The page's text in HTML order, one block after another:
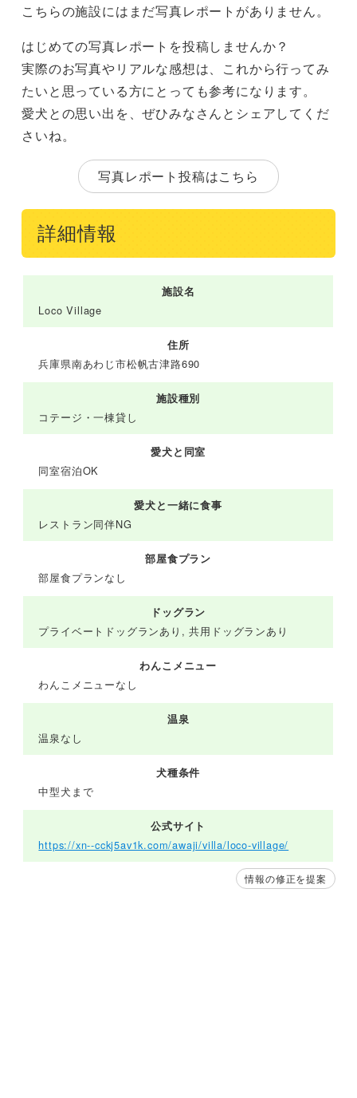
こちらの施設にはまだ写真レポートがありません。
はじめての写真レポートを投稿しませんか？
実際のお写真やリアルな感想は、これから行ってみ
たいと思っている方にとっても参考になります。
愛犬との思い出を、ぜひみなさんとシェアしてくだ
さいね。
写真レポート投稿はこちら
詳細情報
施設名
Loco Village
住所
兵庫県南あわじ市松帆古津路690
施設種別
コテージ・一棟貸し
愛犬と同室
同室宿泊OK
愛犬と一緒に食事
レストラン同伴NG
部屋食プラン
部屋食プランなし
ドッグラン
プライベートドッグランあり, 共用ドッグランあり
わんこメニュー
わんこメニューなし
温泉
温泉なし
犬種条件
中型犬まで
公式サイト
https://xn--cckj5av1k.com/awaji/villa/loco-village/
情報の修正を提案